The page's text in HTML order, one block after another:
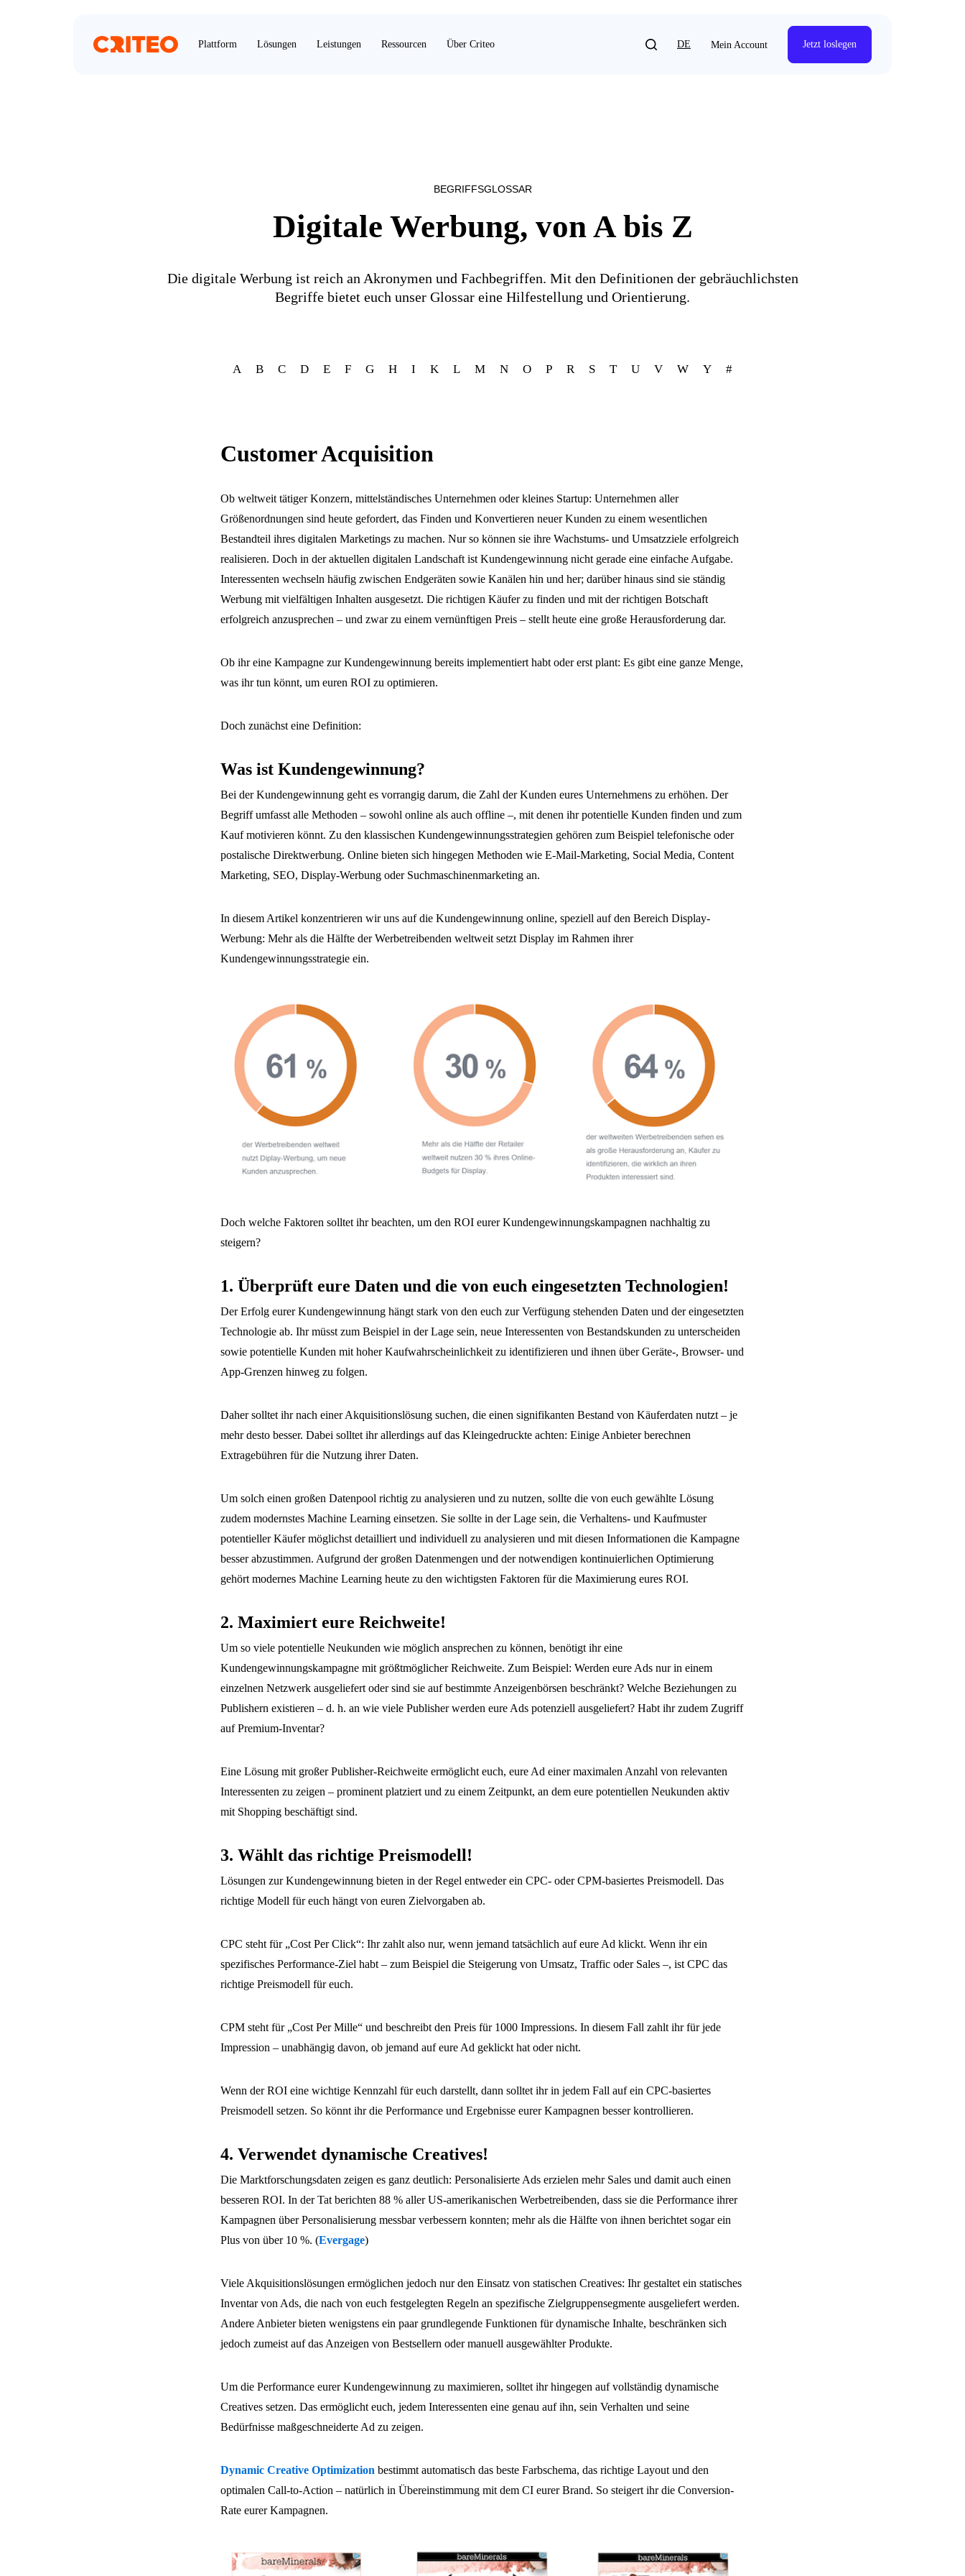
Plattform Lösungen Leistungen Ressourcen Über Criteo DE Mein Account Jetzt loslegen
BEGRIFFSGLOSSAR
Digitale Werbung, von A bis Z
Die digitale Werbung ist reich an Akronymen und Fachbegriffen. Mit den Definitionen der gebräuchlichsten
Begriffe bietet euch unser Glossar eine Hilfestellung und Orientierung.
A B C D E F G H I K L M N O P R S T U V W Y #
Customer Acquisition
Ob weltweit tätiger Konzern, mittelständisches Unternehmen oder kleines Startup: Unternehmen aller
Größenordnungen sind heute gefordert, das Finden und Konvertieren neuer Kunden zu einem wesentlichen
Bestandteil ihres digitalen Marketings zu machen. Nur so können sie ihre Wachstums- und Umsatzziele erfolgreich
realisieren. Doch in der aktuellen digitalen Landschaft ist Kundengewinnung nicht gerade eine einfache Aufgabe.
Interessenten wechseln häufig zwischen Endgeräten sowie Kanälen hin und her; darüber hinaus sind sie ständig
Werbung mit vielfältigen Inhalten ausgesetzt. Die richtigen Käufer zu finden und mit der richtigen Botschaft
erfolgreich anzusprechen – und zwar zu einem vernünftigen Preis – stellt heute eine große Herausforderung dar.
Ob ihr eine Kampagne zur Kundengewinnung bereits implementiert habt oder erst plant: Es gibt eine ganze Menge,
was ihr tun könnt, um euren ROI zu optimieren.
Doch zunächst eine Definition:
Was ist Kundengewinnung?
Bei der Kundengewinnung geht es vorrangig darum, die Zahl der Kunden eures Unternehmens zu erhöhen. Der
Begriff umfasst alle Methoden – sowohl online als auch offline –, mit denen ihr potentielle Kunden finden und zum
Kauf motivieren könnt. Zu den klassischen Kundengewinnungsstrategien gehören zum Beispiel telefonische oder
postalische Direktwerbung. Online bieten sich hingegen Methoden wie E-Mail-Marketing, Social Media, Content
Marketing, SEO, Display-Werbung oder Suchmaschinenmarketing an.
In diesem Artikel konzentrieren wir uns auf die Kundengewinnung online, speziell auf den Bereich Display-
Werbung: Mehr als die Hälfte der Werbetreibenden weltweit setzt Display im Rahmen ihrer
Kundengewinnungsstrategie ein.
Doch welche Faktoren solltet ihr beachten, um den ROI eurer Kundengewinnungskampagnen nachhaltig zu
steigern?
1. Überprüft eure Daten und die von euch eingesetzten Technologien!
Der Erfolg eurer Kundengewinnung hängt stark von den euch zur Verfügung stehenden Daten und der eingesetzten
Technologie ab. Ihr müsst zum Beispiel in der Lage sein, neue Interessenten von Bestandskunden zu unterscheiden
sowie potentielle Kunden mit hoher Kaufwahrscheinlichkeit zu identifizieren und ihnen über Geräte-, Browser- und
App-Grenzen hinweg zu folgen.
Daher solltet ihr nach einer Akquisitionslösung suchen, die einen signifikanten Bestand von Käuferdaten nutzt – je
mehr desto besser. Dabei solltet ihr allerdings auf das Kleingedruckte achten: Einige Anbieter berechnen
Extragebühren für die Nutzung ihrer Daten.
Um solch einen großen Datenpool richtig zu analysieren und zu nutzen, sollte die von euch gewählte Lösung
zudem modernstes Machine Learning einsetzen. Sie sollte in der Lage sein, die Verhaltens- und Kaufmuster
potentieller Käufer möglichst detailliert und individuell zu analysieren und mit diesen Informationen die Kampagne
besser abzustimmen. Aufgrund der großen Datenmengen und der notwendigen kontinuierlichen Optimierung
gehört modernes Machine Learning heute zu den wichtigsten Faktoren für die Maximierung eures ROI.
2. Maximiert eure Reichweite!
Um so viele potentielle Neukunden wie möglich ansprechen zu können, benötigt ihr eine
Kundengewinnungskampagne mit größtmöglicher Reichweite. Zum Beispiel: Werden eure Ads nur in einem
einzelnen Netzwerk ausgeliefert oder sind sie auf bestimmte Anzeigenbörsen beschränkt? Welche Beziehungen zu
Publishern existieren – d. h. an wie viele Publisher werden eure Ads potenziell ausgeliefert? Habt ihr zudem Zugriff
auf Premium-Inventar?
Eine Lösung mit großer Publisher-Reichweite ermöglicht euch, eure Ad einer maximalen Anzahl von relevanten
Interessenten zu zeigen – prominent platziert und zu einem Zeitpunkt, an dem eure potentiellen Neukunden aktiv
mit Shopping beschäftigt sind.
3. Wählt das richtige Preismodell!
Lösungen zur Kundengewinnung bieten in der Regel entweder ein CPC- oder CPM-basiertes Preismodell. Das
richtige Modell für euch hängt von euren Zielvorgaben ab.
CPC steht für „Cost Per Click“: Ihr zahlt also nur, wenn jemand tatsächlich auf eure Ad klickt. Wenn ihr ein
spezifisches Performance-Ziel habt – zum Beispiel die Steigerung von Umsatz, Traffic oder Sales –, ist CPC das
richtige Preismodell für euch.
CPM steht für „Cost Per Mille“ und beschreibt den Preis für 1000 Impressions. In diesem Fall zahlt ihr für jede
Impression – unabhängig davon, ob jemand auf eure Ad geklickt hat oder nicht.
Wenn der ROI eine wichtige Kennzahl für euch darstellt, dann solltet ihr in jedem Fall auf ein CPC-basiertes
Preismodell setzen. So könnt ihr die Performance und Ergebnisse eurer Kampagnen besser kontrollieren.
4. Verwendet dynamische Creatives!
Die Marktforschungsdaten zeigen es ganz deutlich: Personalisierte Ads erzielen mehr Sales und damit auch einen
besseren ROI. In der Tat berichten 88 % aller US-amerikanischen Werbetreibenden, dass sie die Performance ihrer
Kampagnen über Personalisierung messbar verbessern konnten; mehr als die Hälfte von ihnen berichtet sogar ein
Plus von über 10 %. (Evergage)
Viele Akquisitionslösungen ermöglichen jedoch nur den Einsatz von statischen Creatives: Ihr gestaltet ein statisches
Inventar von Ads, die nach von euch festgelegten Regeln an spezifische Zielgruppensegmente ausgeliefert werden.
Andere Anbieter bieten wenigstens ein paar grundlegende Funktionen für dynamische Inhalte, beschränken sich
jedoch zumeist auf das Anzeigen von Bestsellern oder manuell ausgewählter Produkte.
Um die Performance eurer Kundengewinnung zu maximieren, solltet ihr hingegen auf vollständig dynamische
Creatives setzen. Das ermöglicht euch, jedem Interessenten eine genau auf ihn, sein Verhalten und seine
Bedürfnisse maßgeschneiderte Ad zu zeigen.
Dynamic Creative Optimization bestimmt automatisch das beste Farbschema, das richtige Layout und den
optimalen Call-to-Action – natürlich in Übereinstimmung mit dem CI eurer Brand. So steigert ihr die Conversion-
Rate eurer Kampagnen.